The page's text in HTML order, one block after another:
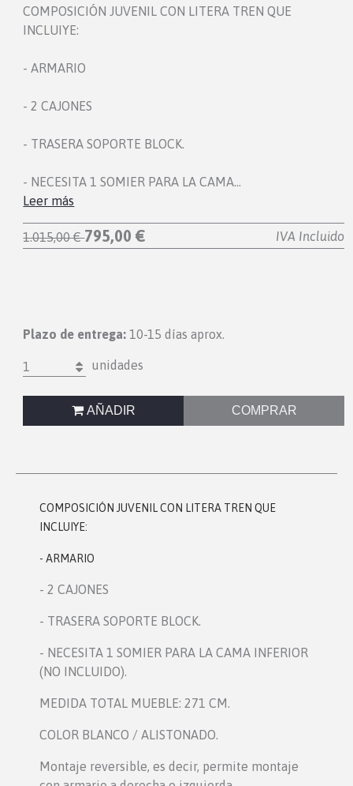
COMPOSICIÓN JUVENIL CON LITERA TREN QUE
INCLUIYE:
- ARMARIO
- 2 CAJONES
- TRASERA SOPORTE BLOCK.
- NECESITA 1 SOMIER PARA LA CAMA…
Leer más
1.015,00 €795,00 € IVA Incluido
Plazo de entrega: 10-15 días aprox.
1 unidades
AÑADIR COMPRAR
COMPOSICIÓN JUVENIL CON LITERA TREN QUE
INCLUIYE:
- ARMARIO
- 2 CAJONES
- TRASERA SOPORTE BLOCK.
- NECESITA 1 SOMIER PARA LA CAMA INFERIOR
(NO INCLUIDO).
MEDIDA TOTAL MUEBLE: 271 CM.
COLOR BLANCO / ALISTONADO.
Montaje reversible, es decir, permite montaje